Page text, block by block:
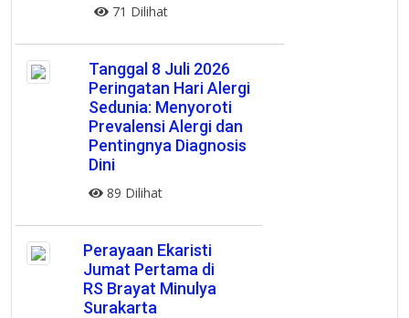
71 Dilihat
Tanggal 8 Juli 2026
Peringatan Hari Alergi
Sedunia: Menyoroti
Prevalensi Alergi dan
Pentingnya Diagnosis
Dini
89 Dilihat
Perayaan Ekaristi
Jumat Pertama di
RS Brayat Minulya
Surakarta